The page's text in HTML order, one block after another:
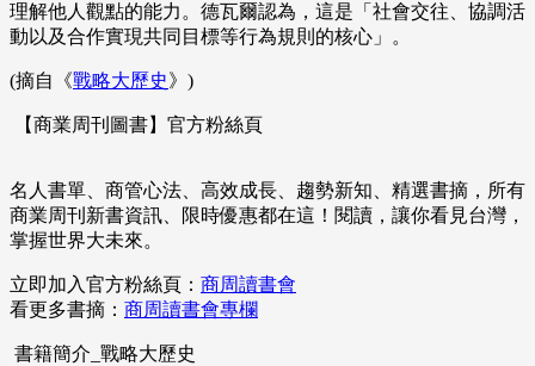
理解他人觀點的能力。德瓦爾認為，這是「社會交往、協調活
動以及合作實現共同目標等行為規則的核心」。
(摘自《戰略大歷史》)
【商業周刊圖書】官方粉絲頁
名人書單、商管心法、高效成長、趨勢新知、精選書摘，所有
商業周刊新書資訊、限時優惠都在這！閱讀，讓你看見台灣，
掌握世界大未來。
立即加入官方粉絲頁： 商周讀書會
看更多書摘： 商周讀書會專欄
書籍簡介_戰略大歷史